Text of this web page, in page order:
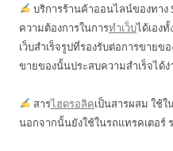
บริการร้านค้าออนไลน์ของทาง
ความต้องการในการทำเว็บได้เอง
เว็บสำเร็จรูปที่รองรับต่อการขาย
ขายของนั้นประสบความสำเร็จได้
สารไฮดรอลิคเป็นสารผสม ใช้
นอกจากนั้นยังใช้ในรถแทรคเตอร์